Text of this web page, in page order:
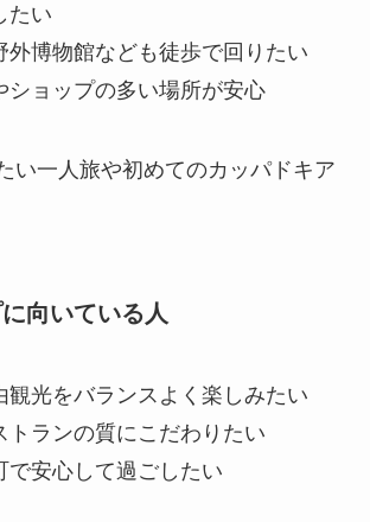
たい
外博物館なども徒歩で回りたい
ショップの多い場所が安心
い一人旅や初めてのカッパドキア
向いている人
観光をバランスよく楽しみたい
トランの質にこだわりたい
で安心して過ごしたい